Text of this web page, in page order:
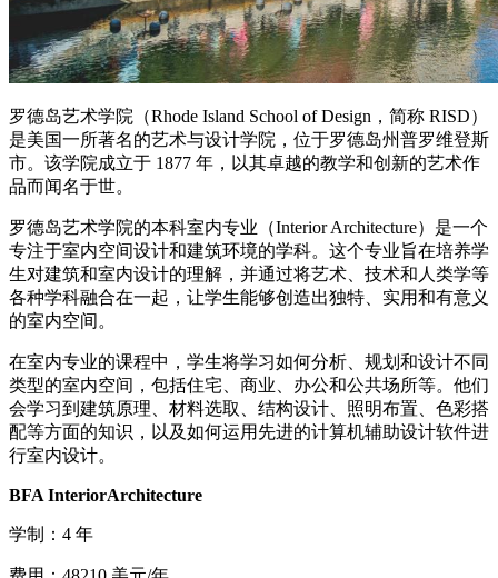
罗德岛艺术学院（Rhode Island School of Design，简称 RISD）
是美国一所著名的艺术与设计学院，位于罗德岛州普罗维登斯
市。该学院成立于 1877 年，以其卓越的教学和创新的艺术作
品而闻名于世。
罗德岛艺术学院的本科室内专业（Interior Architecture）是一个
专注于室内空间设计和建筑环境的学科。这个专业旨在培养学
生对建筑和室内设计的理解，并通过将艺术、技术和人类学等
各种学科融合在一起，让学生能够创造出独特、实用和有意义
的室内空间。
在室内专业的课程中，学生将学习如何分析、规划和设计不同
类型的室内空间，包括住宅、商业、办公和公共场所等。他们
会学习到建筑原理、材料选取、结构设计、照明布置、色彩搭
配等方面的知识，以及如何运用先进的计算机辅助设计软件进
行室内设计。
BFA InteriorArchitecture
学制：4 年